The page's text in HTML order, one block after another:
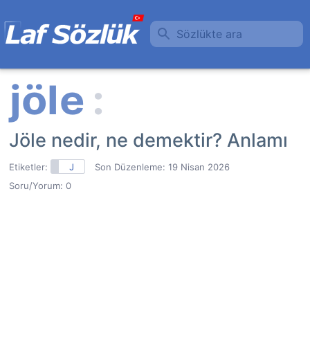
Sözlükte ara
Jöle nedir, ne demektir? Anlamı
Etiketler: J Son Düzenleme: 19 Nisan 2026
Soru/Yorum: 0